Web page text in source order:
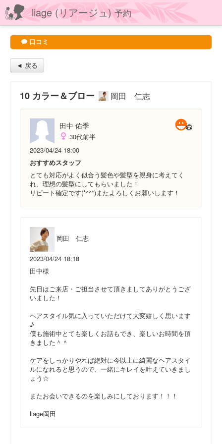
liage (リアージュ)予約
口コミ
◄ 戻る
10 カラー＆ブロー 岡田 仁志
田中 佑季
30代前半
2023/04/24 18:00
おすすめスタッフ
とても対応がよく似合う髪色や髪型を親身に考えてく
れ、理想の髪型にしてもらいました！
リピート確定です(*^^*)またよろしくお願いします！
岡田 仁志
2023/04/24 18:18
田中様
先日はご来店・ご担当させて頂きましてありがとうござ
いました！
ヘアスタイル気に入っていただけて大変嬉しく思います
♪
僕も施術中とても楽しくお話もでき、楽しいお時間を頂
きました＾＾
ケアをしっかりやれば絶対に今以上に綺麗なヘアスタイ
ルになれると思うので、一緒にキレイを叶えていきまし
ょう☆
またお会いできるのを楽しみにしております！！！
liage岡田